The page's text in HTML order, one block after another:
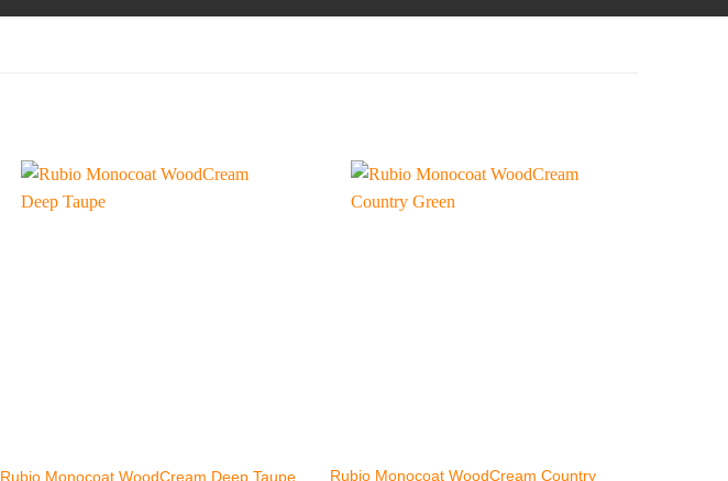
Rubio Monocoat WoodCream Deep Taupe Rubio Monocoat WoodCream Country